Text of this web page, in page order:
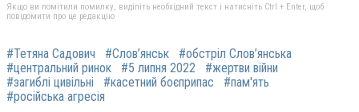
Якщо ви помітили помилку, виділіть необхідний текст і натисніть Ctrl + Enter, щоб
повідомити про це редакцію
#Тетяна Садович #Слов’янськ
#обстріл Слов’янська
#центральний ринок
#5 липня 2022
#жертви війни
#загиблі цивільні
#касетний боєприпас
#пам'ять
#російська агресія